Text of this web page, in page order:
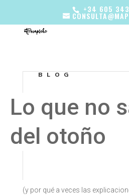
+34 605
BLOG
Lo que no
del otoño
(y por qué a veces las